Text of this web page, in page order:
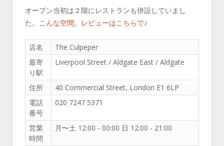
オープン当初は２階にレストランも併設していまし
た。
こんな空間。レビューはこちらで♪
店名
The Culpeper
最寄
り駅
Liverpool Street / Aldgate East / Aldgate
住所
40 Commercial Street, London E1 6LP
電話
番号
020 7247 5371
営業
時間
月〜土 12:00 - 00:00 日 12:00 - 21:00